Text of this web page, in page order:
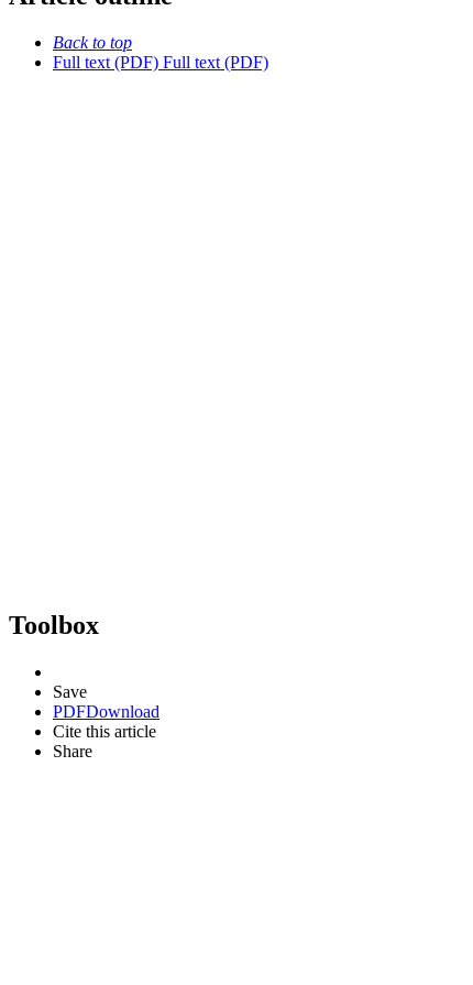
Back to top
Full text (PDF) Full text (PDF)
Toolbox
Save
PDFDownload
Cite this article
Share